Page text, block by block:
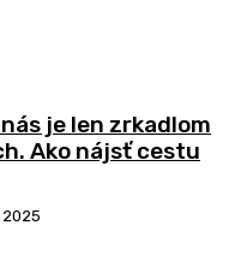
je len zrkadlom
Ako nájsť cestu
2025